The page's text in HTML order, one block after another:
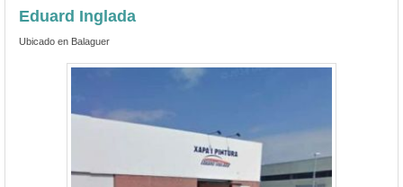
Eduard Inglada
Ubicado en Balaguer